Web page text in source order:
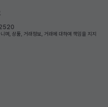
며, 상품, 거래정보, 거래에 대하여 책임을 지지